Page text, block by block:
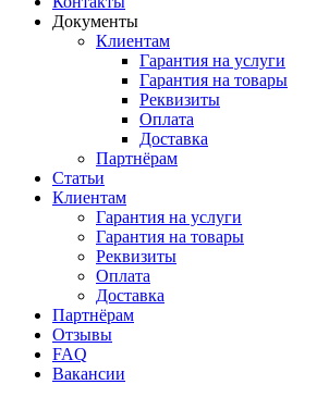
Документы
Клиентам
Гарантия на услуги
Гарантия на товары
Реквизиты
Оплата
Доставка
Партнёрам
Статьи
Клиентам
Гарантия на услуги
Гарантия на товары
Реквизиты
Оплата
Доставка
Партнёрам
Отзывы
FAQ
Вакансии